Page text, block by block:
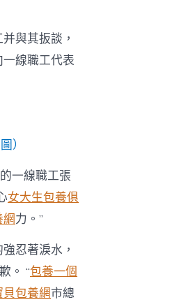
與其扳談，
線職工代表
）
一線職工張
女大生包養俱
力。”
忍著淚水，
。 “包養一個
包養網市總